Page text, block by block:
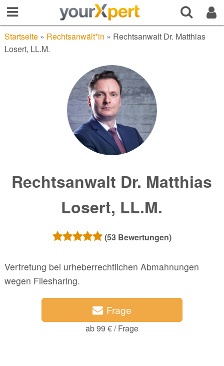
Startseite» Rechtsanwält*in » Rechtsanwalt Dr. Matthias
Losert, LL.M.
Rechtsanwalt Dr. Matthias
Losert, LL.M.
(53Bewertungen)
Vertretung bei urheberrechtlichen Abmahnungen
wegen Filesharing.
Frage
ab 99 € / Frage